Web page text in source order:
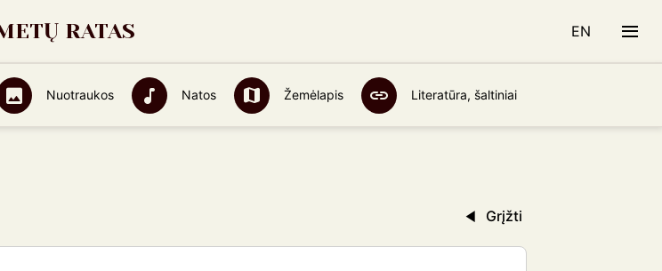
RATAS
Nuotraukos Natos Žemėlapis Literatūra, šaltiniai
EN
Grįžti